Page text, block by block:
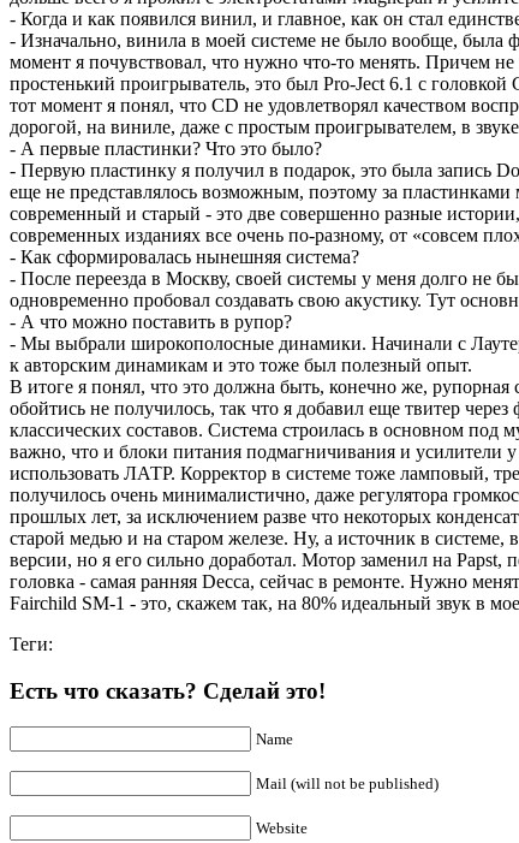
- Когда и как появился винил, и главное, как он стал
- Изначально, винила в моей системе не было вообще, была
момент я почувствовал, что нужно что-то менять. Причем
простенький проигрыватель, это был Pro-Ject 6.1 с
тот момент я понял, что CD не удовлетворял качеством
дорогой, на виниле, даже с простым проигрывателем, в
- А первые пластинки? Что это было?
- Первую пластинку я получил в подарок, это была запись
еще не представлялось возможным, поэтому за
современный и старый - это две совершенно разные
современных изданиях все очень по-разному, от «совсем
- Как сформировалась нынешняя система?
- После переезда в Москву, своей системы у меня долго не
одновременно пробовал создавать свою акустику. Тут
- А что можно поставить в рупор?
- Мы выбрали широкополосные динамики. Начинали с
к авторским динамикам и это тоже был полезный опыт.
В итоге я понял, что это должна быть, конечно же,
обойтись не получилось, так что я добавил еще твитер
классических составов. Система строилась в основном
важно, что и блоки питания подмагничивания и усилители
использовать ЛАТР. Корректор в системе тоже ламповый,
получилось очень минималистично, даже регулятора
прошлых лет, за исключением разве что некоторых
старой медью и на старом железе. Ну, а источник в системе,
версии, но я его сильно доработал. Мотор заменил на
головка - самая ранняя Decca, сейчас в ремонте. Нужно
Fairchild SM-1 - это, скажем так, на 80% идеальный звук в
Теги:
Есть что сказать? Сделай это!
Name
Mail (will not be published)
Website